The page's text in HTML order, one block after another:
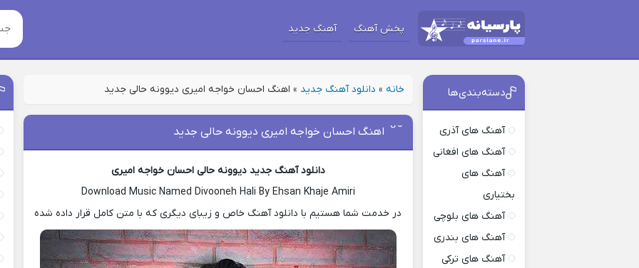
پخش آهنگ آهنگ جدید
خانه » دانلود آهنگ جدید » اهنگ احسان خواجه امیری دیوونه حالی جدید
اهنگ احسان خواجه امیری دیوونه حالی جدید
دانلود آهنگ جدید دیوونه حالی احسان خواجه امیری
Download Music Named Divooneh Hali By Ehsan Khaje Amiri
در خدمت شما هستیم با دانلود آهنگ خاص و زیبای دیگری که با متن کامل قرار داده شده
دسته‌بندی‌ها
آهنگ های آذری
آهنگ های افغانی
آهنگ های
بختیاری
آهنگ های بلوچی
آهنگ های بندری
آهنگ های ترکی